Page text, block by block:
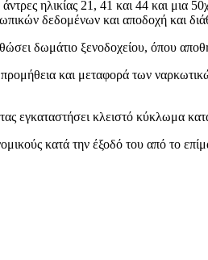
άντρες ηλικίας 21, 41 και 44 και μια
δεδομένων και αποδοχή και
δωμάτιο ξενοδοχείου, όπου
και μεταφορά των
εγκαταστήσει κλειστό κύκλωμα
κατά την έξοδό του από το